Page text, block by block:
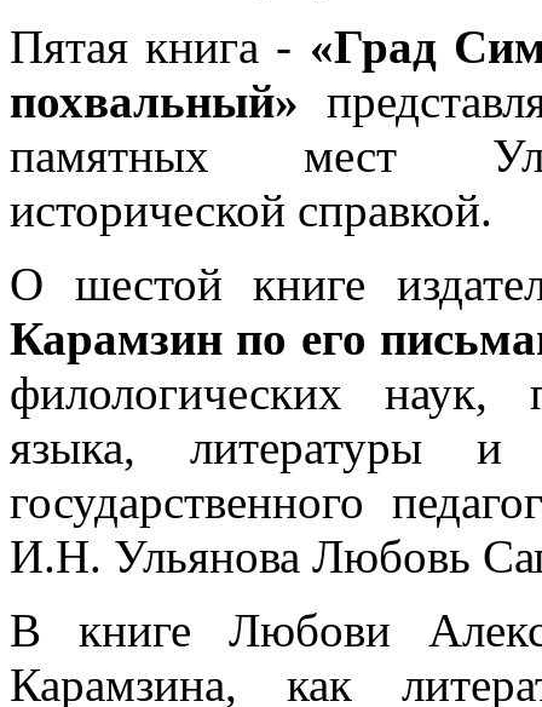
Пятая книга - «Град
похвальный»
памятных мест
исторической справкой.
О шестой книге
Карамзин по его
филологических наук,
языка, литературы и
государственного
И.Н. Ульянова Любовь
В книге Любови
Карамзина, как